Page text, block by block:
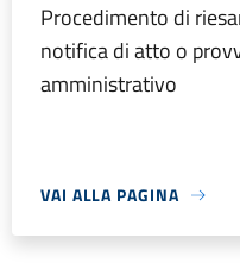
Procedimento di
notifica di atto o
amministrativo
VAI ALLA PAGINA